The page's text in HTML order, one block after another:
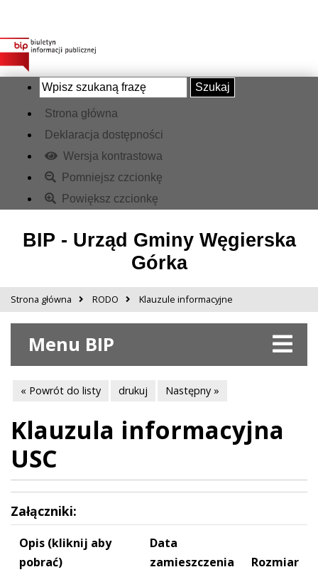
Szukaj
Strona główna
Deklaracja dostępności
Wersja kontrastowa
Pomniejsz czcionkę
Powiększ czcionkę
BIP - Urząd Gminy Węgierska
Górka
Strona główna RODO Klauzule informacyjne
Menu BIP
« Powrót do listy drukuj Następny »
Klauzula informacyjna
USC
Załączniki:
Opis (kliknij aby
pobrać)
Data
zamieszczenia
Rozmiar